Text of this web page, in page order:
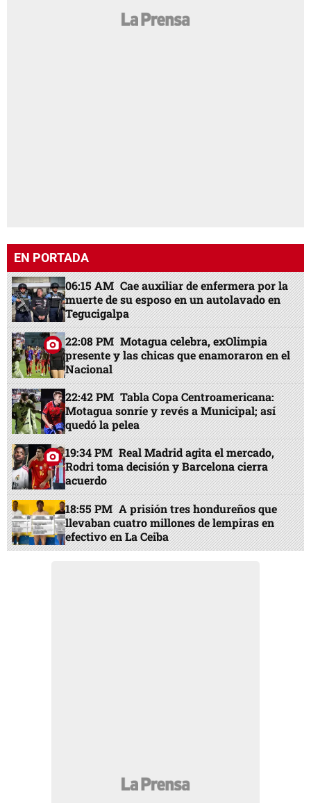
EN PORTADA
06:15 AM Cae auxiliar de enfermera por la
muerte de su esposo en un autolavado en
Tegucigalpa
22:08 PM Motagua celebra, exOlimpia
presente y las chicas que enamoraron en el
Nacional
22:42 PM Tabla Copa Centroamericana:
Motagua sonríe y revés a Municipal; así
quedó la pelea
19:34 PM Real Madrid agita el mercado,
Rodri toma decisión y Barcelona cierra
acuerdo
18:55 PM A prisión tres hondureños que
llevaban cuatro millones de lempiras en
efectivo en La Ceiba